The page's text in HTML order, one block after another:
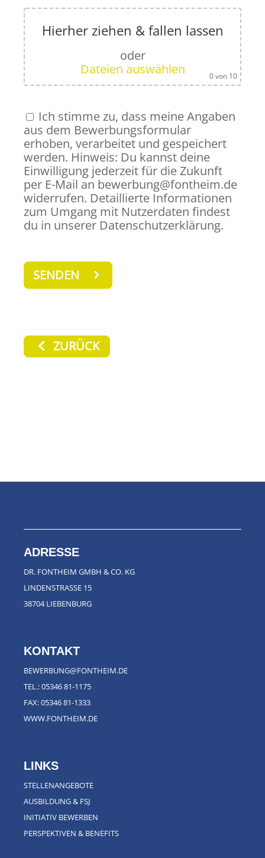
Hierher ziehen & fallen lassen
oder
Dateien auswählen
0von 10
Ich stimme zu, dass meine Angaben
aus dem Bewerbungsformular
erhoben, verarbeitet und gespeichert
werden. Hinweis: Du kannst deine
Einwilligung jederzeit für die Zukunft
per E-Mail an bewerbung@fontheim.de
widerrufen. Detaillierte Informationen
zum Umgang mit Nutzerdaten findest
du in unserer Datenschutzerklärung.
ZURÜCK
ADRESSE
DR. FONTHEIM GMBH & CO. KG
LINDENSTRASSE 15
38704 LIEBENBURG
KONTAKT
BEWERBUNG@FONTHEIM.DE
TEL.:05346 81-1175
FAX: 05346 81-1333
WWW.FONTHEIM.DE
LINKS
STELLENANGEBOTE
AUSBILDUNG & FSJ
INITIATIV BEWERBEN
PERSPEKTIVEN & BENEFITS